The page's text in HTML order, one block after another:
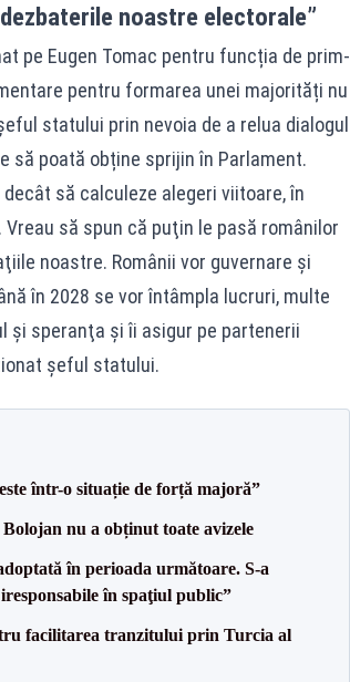
noastre electorale”
pe Eugen Tomac pentru funcția de prim-
pentru formarea unei majorități nu
statului prin nevoia de a relua dialogul
să poată obține sprijin în Parlament.
să calculeze alegeri viitoare, în
să spun că puţin le pasă românilor
noastre. Românii vor guvernare şi
în 2028 se vor întâmpla lucruri, multe
şi speranţa şi îi asigur pe partenerii
șeful statului.
într-o situație de forță majoră”
nu a obținut toate avizele
în perioada următoare. S-a
în spaţiul public”
facilitarea tranzitului prin Turcia al